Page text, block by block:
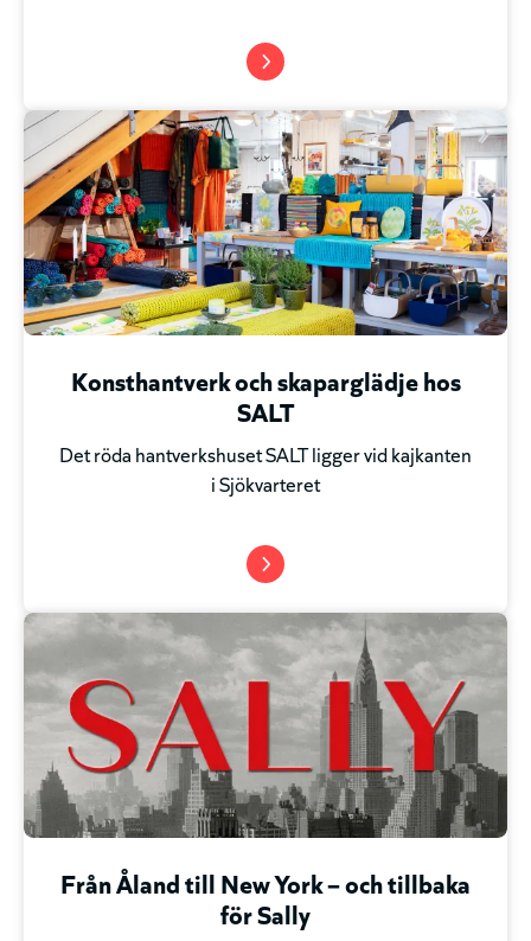
Konsthantverk och skaparglädje hos
SALT
Det röda hantverkshuset SALT ligger vid kajkanten
i Sjökvarteret
Från Åland till New York – och tillbaka
för Sally